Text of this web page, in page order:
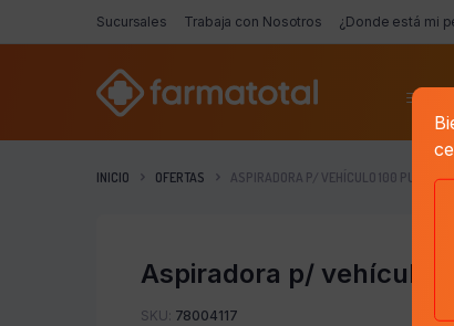
Sucursales Trabaja con Nosotros ¿Donde está mi
INICIO OFERTAS ASPIRADORA P/ VEHÍCULO 100 PUNTOS
Aspiradora p/ vehículo
SKU: 78004117